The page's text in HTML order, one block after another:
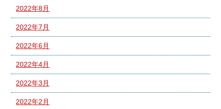
2022年8月
2022年7月
2022年6月
2022年4月
2022年3月
2022年2月